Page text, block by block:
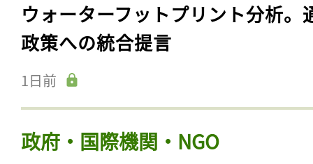
ウォーターフットプリント分析。
政策への統合提言
1日前
政府・国際機関・NGO